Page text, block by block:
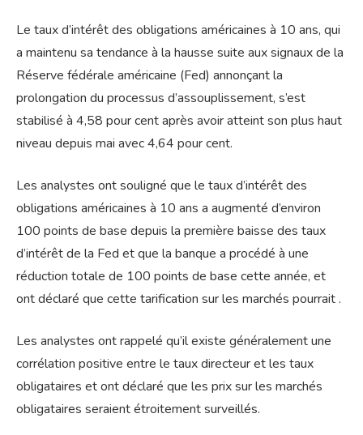
Le taux d’intérêt des obligations américaines à 10 ans, qui
a maintenu sa tendance à la hausse suite aux signaux de la
Réserve fédérale américaine (Fed) annonçant la
prolongation du processus d’assouplissement, s’est
stabilisé à 4,58 pour cent après avoir atteint son plus haut
niveau depuis mai avec 4,64 pour cent.
Les analystes ont souligné que le taux d’intérêt des
obligations américaines à 10 ans a augmenté d’environ
100 points de base depuis la première baisse des taux
d’intérêt de la Fed et que la banque a procédé à une
réduction totale de 100 points de base cette année, et
ont déclaré que cette tarification sur les marchés pourrait .
Les analystes ont rappelé qu’il existe généralement une
corrélation positive entre le taux directeur et les taux
obligataires et ont déclaré que les prix sur les marchés
obligataires seraient étroitement surveillés.